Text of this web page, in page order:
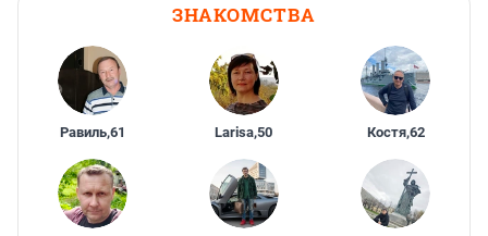
ЗНАКОМСТВА
Равиль,61 Larisa,50 Костя,62